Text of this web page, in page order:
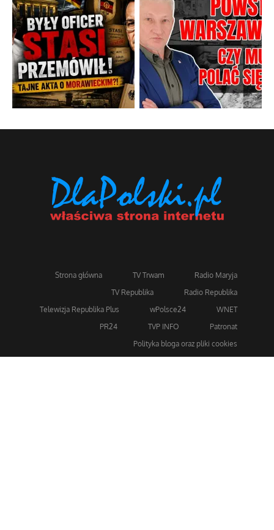
Strona główna TV Trwam
Radio Maryja
TV Republika
Radio Republika
Telewizja Republika Plus
wPolsce24
WNET
PR24
TVP INFO
Patronat
Polityka bloga oraz pliki cookies